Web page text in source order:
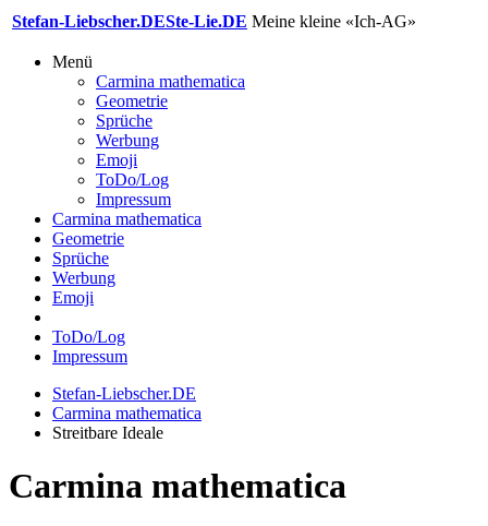
Stefan-Liebscher.DESte-Lie.DE Meine kleine «Ich-AG»
Menü
Carmina mathematica
Geometrie
Sprüche
Werbung
Emoji
ToDo/Log
Impressum
Carmina mathematica
Geometrie
Sprüche
Werbung
Emoji
ToDo/Log
Impressum
Stefan-Liebscher.DE
Carmina mathematica
Streitbare Ideale
Carmina mathematica